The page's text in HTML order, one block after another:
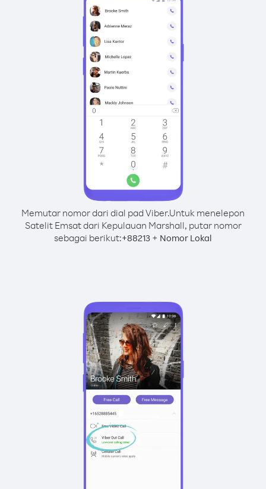
Memutar nomor dari dial pad Viber.Untuk menelepon
Satelit Emsat dari Kepulauan Marshall, putar nomor
sebagai berikut:+88213 + Nomor Lokal